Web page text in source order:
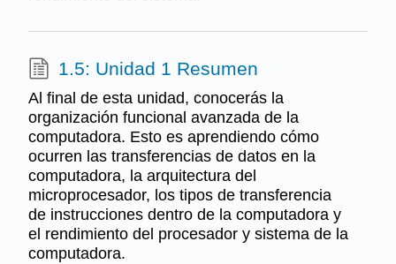
1.5: Unidad 1 Resumen
Al final de esta unidad, conocerás la
organización funcional avanzada de la
computadora. Esto es aprendiendo cómo
ocurren las transferencias de datos en la
computadora, la arquitectura del
microprocesador, los tipos de transferencia
de instrucciones dentro de la computadora y
el rendimiento del procesador y sistema de la
computadora.